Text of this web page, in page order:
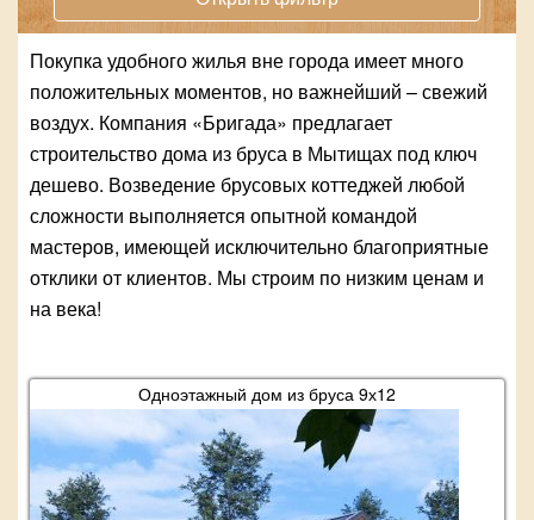
Покупка удобного жилья вне города имеет много
положительных моментов, но важнейший – свежий
воздух. Компания «Бригада» предлагает
строительство дома из бруса в Мытищах под ключ
дешево. Возведение брусовых коттеджей любой
сложности выполняется опытной командой
мастеров, имеющей исключительно благоприятные
отклики от клиентов. Мы строим по низким ценам и
на века!
Одноэтажный дом из бруса 9х12